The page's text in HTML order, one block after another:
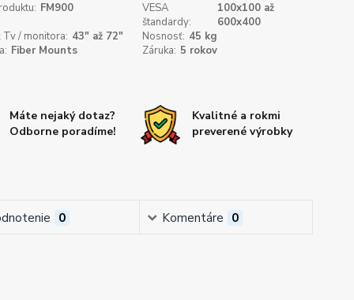
FM900
VESA
štandardy:
100x100 až
600x400
/ monitora: 43" až 72" Nosnosť: 45 kg
Fiber Mounts Záruka: 5 rokov
Máte nejaký dotaz?
Odborne poradíme!
Kvalitné a rokmi
preverené výrobky
0 Komentáre 0